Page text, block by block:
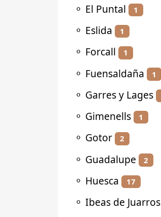
⚬ El Puntal 1
⚬ Eslida 1
⚬ Forcall 1
⚬ Fuensaldaña 1
⚬ Garres y Lages
⚬ Gimenells 1
⚬ Gotor 2
⚬ Guadalupe 2
⚬ Huesca 17
⚬ Ibeas de Juarros